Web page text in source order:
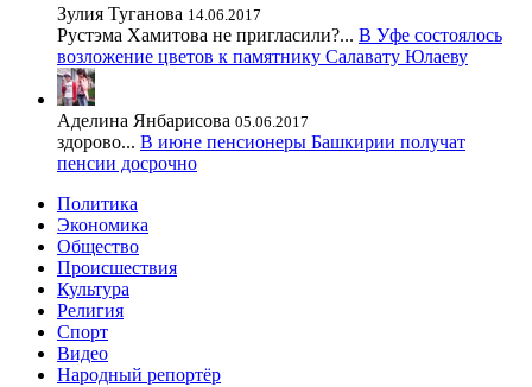
Зулия Туганова 14.06.2017
Рустэма Хамитова не пригласили?... В Уфе состоялось
возложение цветов к памятнику Салавату Юлаеву
Аделина Янбарисова 05.06.2017
здорово... В июне пенсионеры Башкирии получат
пенсии досрочно
Политика
Экономика
Общество
Происшествия
Культура
Религия
Спорт
Видео
Народный репортёр